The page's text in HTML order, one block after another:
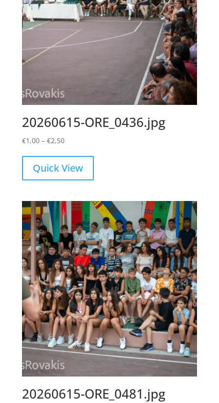
20260615-ORE_0436.jpg
€1,00 – €2,50Price
€1,00
through
Quick View
20260615-ORE_0481.jpg